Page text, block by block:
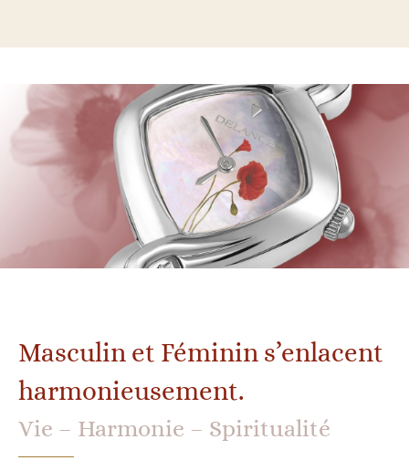
Masculin et Féminin s’enlacent
harmonieusement.
Vie – Harmonie – Spiritualité